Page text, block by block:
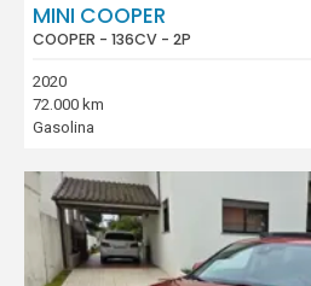
MINI COOPER
COOPER - 136CV - 2P
2020
72.000 km
Gasolina